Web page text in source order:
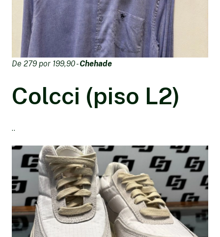
De 279 por 199,90 -Chehade
Colcci (piso L2)
..